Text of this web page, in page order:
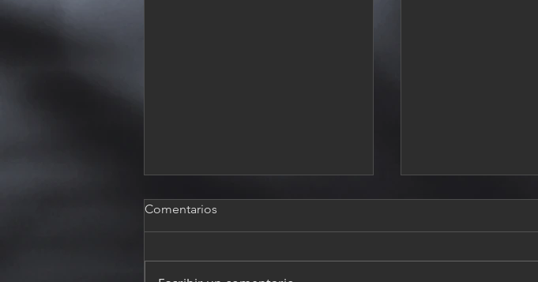
Comentarios